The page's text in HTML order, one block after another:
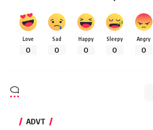
Love
0
Sad
0
Happy
0
Sleepy
0
Angry
0
ADVT